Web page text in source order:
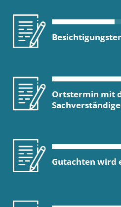
Ortstermin mit
Gutachten wird